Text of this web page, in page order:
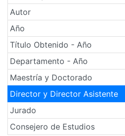
Autor
Año
Título Obtenido - Año
Departamento - Año
Maestría y Doctorado
Director y Director Asistente
Jurado
Consejero de Estudios